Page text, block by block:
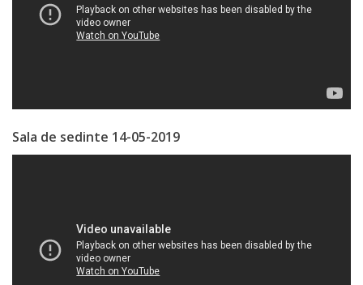
Construcţii,
Gospodărie
Drumuri
Problemele
Antreprenoriat,
Sala de sedinte 14-05-2019